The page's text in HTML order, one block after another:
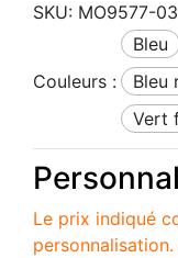
SKU: MO9577-03
Couleurs :
bleu
vert
Le prix indiqué